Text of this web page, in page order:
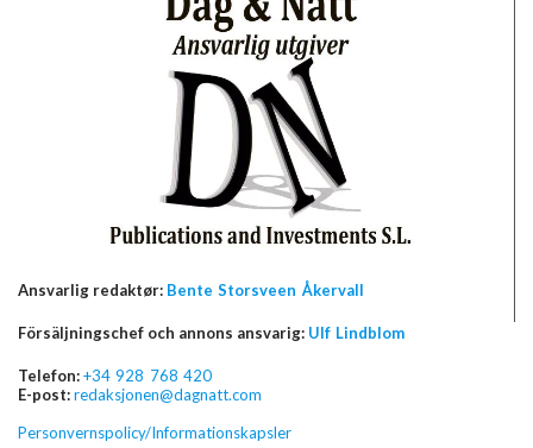
Ansvarlig redaktør: Bente Storsveen Åkervall
Försäljningschef och annons ansvarig: Ulf Lindblom
Telefon:+34 928 768 420
E-post:redaksjonen@dagnatt.com
Personvernspolicy/Informationskapsler